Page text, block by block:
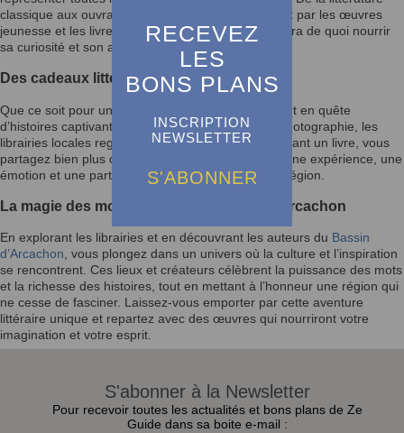
RECEVEZ
LES
BONS PLANS
INSCRIPTION
NEWSLETTER
S'ABONNER
classique aux ouvrages contemporains, en passant par les œuvres
jeunesse et les livres d’art, chaque visiteur y trouvera de quoi nourrir
sa curiosité et son amour de la lecture.
Des cadeaux littéraires pour tous les âges
Que ce soit pour un passionné de lecture, un enfant en quête
d’histoires captivantes ou un amateur d’art et de photographie, les
librairies locales regorgent d’idées cadeaux. En offrant un livre, vous
partagez bien plus qu’un objet : vous transmettez une expérience, une
émotion et une part de la richesse culturelle de la région.
La magie des mots au cœur du Bassin d’Arcachon
En explorant les librairies et en découvrant les auteurs du Bassin
d’Arcachon, vous plongez dans un univers où la culture et l’inspiration
se rencontrent. Ces lieux et créateurs célèbrent la puissance des mots
et la richesse des histoires, tout en mettant à l’honneur une région qui
ne cesse de fasciner. Laissez-vous emporter par cette aventure
littéraire unique et repartez avec des œuvres qui nourriront votre
imagination et votre esprit.
S'abonner à la Newsletter
Pour recevoir toutes les actualités et bons plans de Ze
Guide dans sa boite e-mail :